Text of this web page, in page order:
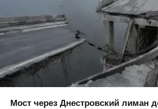
Мост через Днестровский лиман